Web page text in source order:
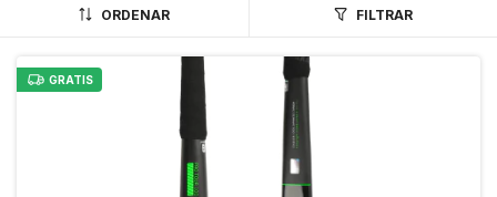
ORDENAR FILTRAR
GRATIS